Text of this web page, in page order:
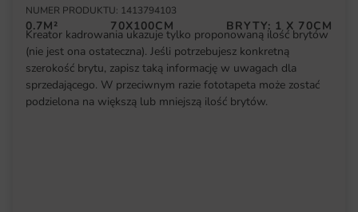
NUMER PRODUKTU: 1413794103
0.7M² 70X100CM BRYTY: 1 X 70CM
Kreator kadrowania ukazuje tylko proponowaną ilość brytów
(nie jest ona ostateczna). Jeśli potrzebujesz konkretną
szerokość brytu, zapisz taką informację w uwagach dla
sprzedającego. W przeciwnym razie fototapeta może zostać
podzielona na większą lub mniejszą ilość brytów.